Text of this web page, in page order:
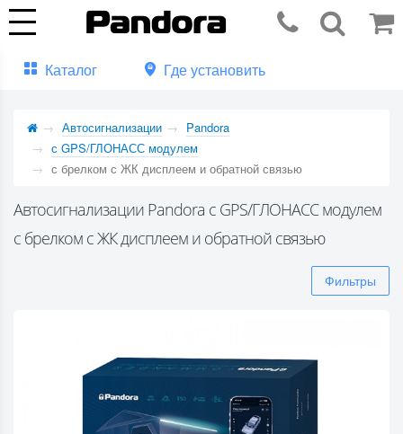
Каталог Где установить
Автосигнализации
Pandora
с GPS/ГЛОНАСС модулем
с брелком с ЖК дисплеем и обратной связью
Автосигнализации Pandora с GPS/ГЛОНАСС модулем
с брелком с ЖК дисплеем и обратной связью
Фильтры